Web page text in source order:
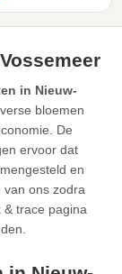
in Nieuw-
bloemen
De
ervoor dat
en
ons zodra
trace pagina